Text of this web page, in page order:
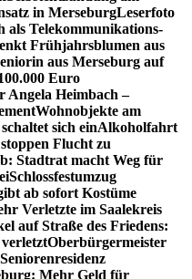
in MerseburgLeserfoto
als Telekommunikations-
Frühjahrsblumen aus
aus Merseburg auf
Euro
Angela Heimbach –
Wohnobjekte am
sich einAlkoholfahrt
Flucht zu
Stadtrat macht Weg für
Schlossfestumzug
ab sofort Kostüme
Verletzte im Saalekreis
auf Straße des Friedens:
Oberbürgermeister
Mehr Geld für